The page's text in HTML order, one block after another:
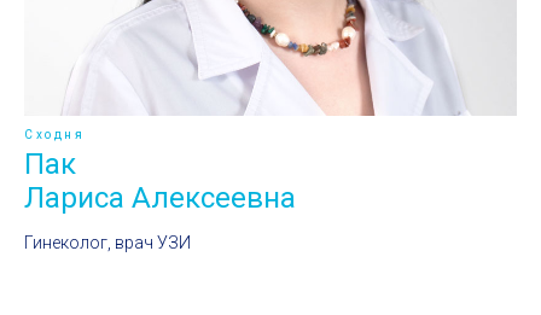
Сходня
Пак
Лариса Алексеевна
Гинеколог, врач УЗИ